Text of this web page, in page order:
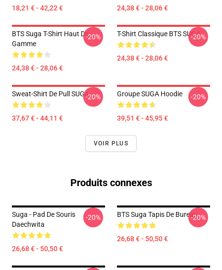
18,21 € - 42,22 € 24,38 € - 28,06 €
BTS Suga T-Shirt Haut De
Gamme
24,38 € - 28,06 €
-20% T-Shirt Classique BTS SUGA
24,38 € - 28,06 €
-20%
Sweat-Shirt De Pull SUGA
37,67 € - 44,11 €
-20% Groupe SUGA Hoodie
39,51 € - 45,95 €
-20%
VOIR PLUS
Produits connexes
Suga - Pad De Souris
Daechwita
26,68 € - 50,50 €
-20% BTS Suga Tapis De Bureau
26,68 € - 50,50 €
-20%